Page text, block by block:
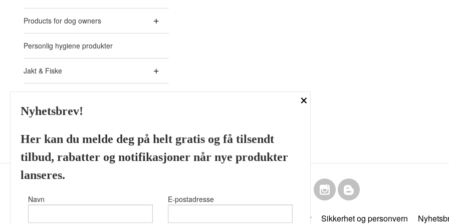
Products for dog owners
Personlig hygiene produkter
Jakt & Fiske
Akvaristikk - Aquarium
Skjeggprodukter fra ulike
Kjøpsbetingelser Sikkerhet og personvern
×
Nyhetsbrev!
Her kan du melde deg på helt gratis og få tilsendt
tilbud, rabatter og notifikasjoner når nye produkter
lanseres.
Navn E-postadresse